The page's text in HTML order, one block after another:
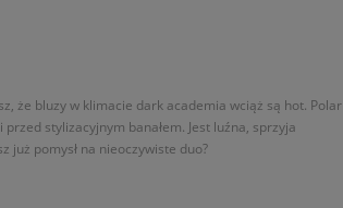
że bluzy w klimacie dark academia wciąż są hot. Polar
stylizacyjnym banałem. Jest luźna, sprzyja
już pomysł na nieoczywiste duo?